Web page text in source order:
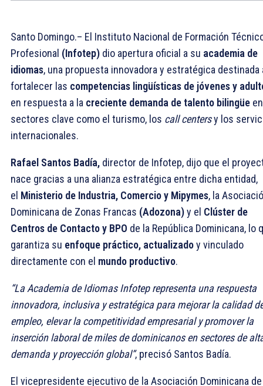
Santo Domingo.– El Instituto Nacional de Formación
Profesional (Infotep) dio apertura oficial a su academia de
idiomas, una propuesta innovadora y estratégica destinada
fortalecer las competencias lingüísticas de jóvenes y
en respuesta a la creciente demanda de talento bilingüe en
sectores clave como el turismo, los call centersy los
internacionales.
Rafael Santos Badía, director de Infotep, dijo que el
nace gracias a una alianza estratégica entre dicha entidad,
el Ministerio de Industria, Comercio y Mipymes, la
Dominicana de Zonas Francas (Adozona)y el Clúster de
Centros de Contacto y BPO de la República Dominicana, lo
garantiza su enfoque práctico, actualizadoy vinculado
directamente con el mundo productivo.
“La Academia de Idiomas Infotep representa una respuesta
innovadora, inclusiva y estratégica para mejorar la calidad
empleo, elevar la competitividad empresarial y promover la
inserción laboral de miles de dominicanos en sectores de
demanda y proyección global”, precisó Santos Badía.
El vicepresidente ejecutivo de la Asociación Dominicana de